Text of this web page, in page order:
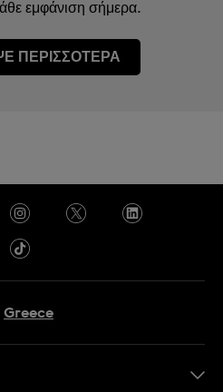
εμφάνιση σήμερα.
ΠΕΡΙΣΣΟΤΕΡΑ
Greece